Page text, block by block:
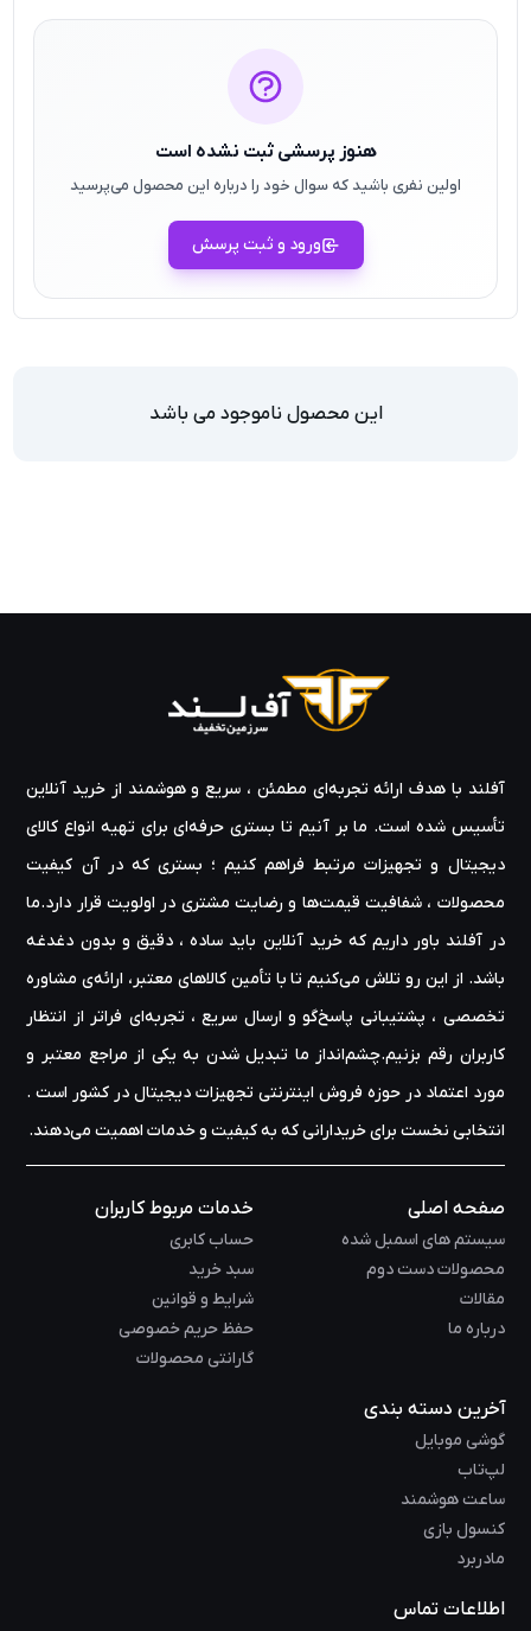
هنوز پرسشی ثبت نشده است
اولین نفری باشید که سوال خود را درباره این محصول می‌پرسید
ورود و ثبت پرسش
این محصول ناموجود می باشد
آفلند با هدف ارائه‌ تجربه‌ای مطمئن ، سریع و هوشمند از خرید آنلاین
تأسیس شده است. ما بر آنیم تا بستری حرفه‌ای برای تهیه‌ انواع کالای
دیجیتال و تجهیزات مرتبط فراهم کنیم ؛ بستری که در آن کیفیت
محصولات ، شفافیت قیمت‌ها و رضایت مشتری در اولویت قرار دارد.ما
در آفلند باور داریم که خرید آنلاین باید ساده ، دقیق و بدون دغدغه
باشد. از این رو تلاش می‌کنیم تا با تأمین کالاهای معتبر، ارائه‌ی مشاوره‌
تخصصی ، پشتیبانی پاسخ‌گو و ارسال سریع ، تجربه‌ای فراتر از انتظار
کاربران رقم بزنیم.چشم‌انداز ما تبدیل شدن به یکی از مراجع معتبر و
مورد اعتماد در حوزه‌ فروش اینترنتی تجهیزات دیجیتال در کشور است .
انتخابی نخست برای خریدارانی که به کیفیت و خدمات اهمیت می‌دهند.
صفحه اصلی
سیستم های اسمبل شده
محصولات دست دوم
مقالات
درباره ما
خدمات مربوط کاربران
حساب کابری
سبد خرید
شرایط و قوانین
حفظ حریم خصوصی
گارانتی محصولات
آخرین دسته بندی
گوشی موبایل
لپ‌تاب
ساعت هوشمند
کنسول بازی
مادربرد
اطلاعات تماس